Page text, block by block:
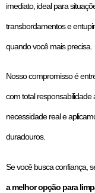
imediato, ideal para
transbordamentos e
quando você mais precisa.
Nosso compromisso é
com total responsabilidade
necessidade real e
duradouros.
Se você busca confiança,
a melhor opção para